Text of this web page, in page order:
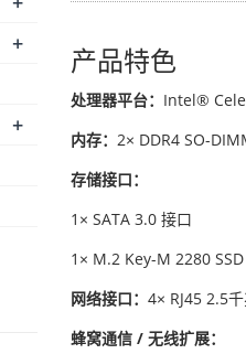
产品特色
处理器平台： Intel®
内存： 2× DDR4 SO-
存储接口：
1× SATA 3.0 接口
1× M.2 Key-M 2280
网络接口： 4× RJ45 2.5
蜂窝通信 / 无线扩展：
+
+